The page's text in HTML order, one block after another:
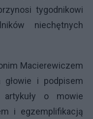
tygodnikowi
niechętnych
Macierewiczem
i podpisem
o mowie
i egzemplifikacją